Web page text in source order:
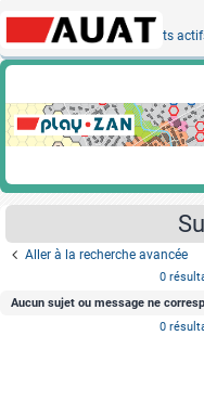
Sujets
Aller à la recherche avancée
0
Aucun sujet ou message ne
0